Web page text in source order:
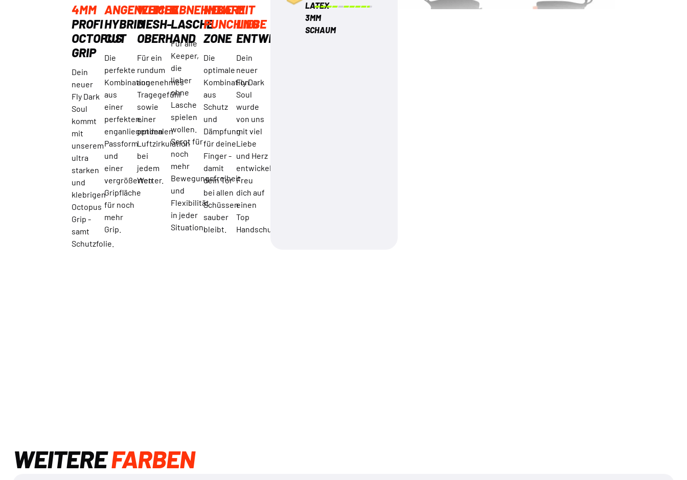
4MM
PROFI
OCTOPUS
GRIP
Dein
neuer
Fly Dark
Soul
kommt
mit
unserem
ultra
starken
und
klebrigen
Octopus
Grip -
samt
Schutzfolie.
ANGENEHMER
HYBRID
CUT
Die
perfekte
Kombination
aus
einer
perfekten,
enganliegenden
Passform
und
einer
vergrößerten
Gripfläche
für noch
mehr
Grip.
WEICHE
MESH-
OBERHAND
Für ein
rundum
angenehmes
Tragegefühl
sowie
einer
optimalen
Luftzirkulation
bei
jedem
Wetter.
ABNEHMBARE
LASCHE
Für alle
Keeper,
die
lieber
ohne
Lasche
spielen
wollen.
Sorgt für
noch
mehr
Bewegungsfreiheit
und
Flexibilität
in jeder
Situation.
NEUE
PUNCHING
ZONE
Die
optimale
Kombination
aus
Schutz
und
Dämpfung
für deine
Finger -
damit
dein Tor
bei allen
Schüssen
sauber
bleibt.
MIT
LIEBE
ENTWICKELT
Dein
neuer
Fly Dark
Soul
wurde
von uns
mit viel
Liebe
und Herz
entwickelt.
Freu
dich auf
einen
Top
Handschuh!
LATEX
3MM
SCHAUM
WEITEREFARBEN